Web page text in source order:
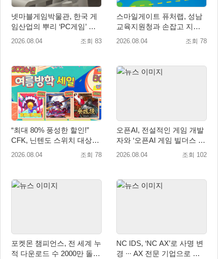
넷마블게임박물관, 한국 게
임산업의 뿌리 ‘PC게임’ 상
설전시로 재조명
2026.08.04 조회 83
스마일게이트 퓨처랩, 성남
교육지원청과 손잡고 지역
협력 학생교육 프로그램 개
2026.08.04 조회 78
“최대 80% 풍성한 할인!”
CFK, 닌텐도 스위치 대상
‘여름방학 세일’ 진행!
2026.08.04 조회 78
오픈AI, 전설적인 게임 개발
자와 ‘오픈AI 게임 빌더스 서
울’ 개최
2026.08.04 조회 102
포켓몬 챔피언스, 전 세계 누
적 다운로드 수 2000만 돌
NC IDS, ‘NC AX’로 사명 변
경 ∙∙∙ AX 전문 기업으로 새